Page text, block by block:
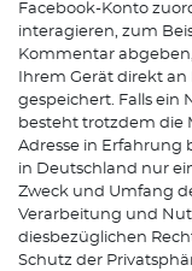
Facebook-Konto
interagieren, zum
Kommentar
Ihrem Gerät direkt
gespeichert. Falls ein
besteht trotzdem die
Adresse in Erfahrung
in Deutschland nur
Zweck und Umfang
Verarbeitung und
diesbezüglichen
Schutz der